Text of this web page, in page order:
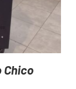
Chico